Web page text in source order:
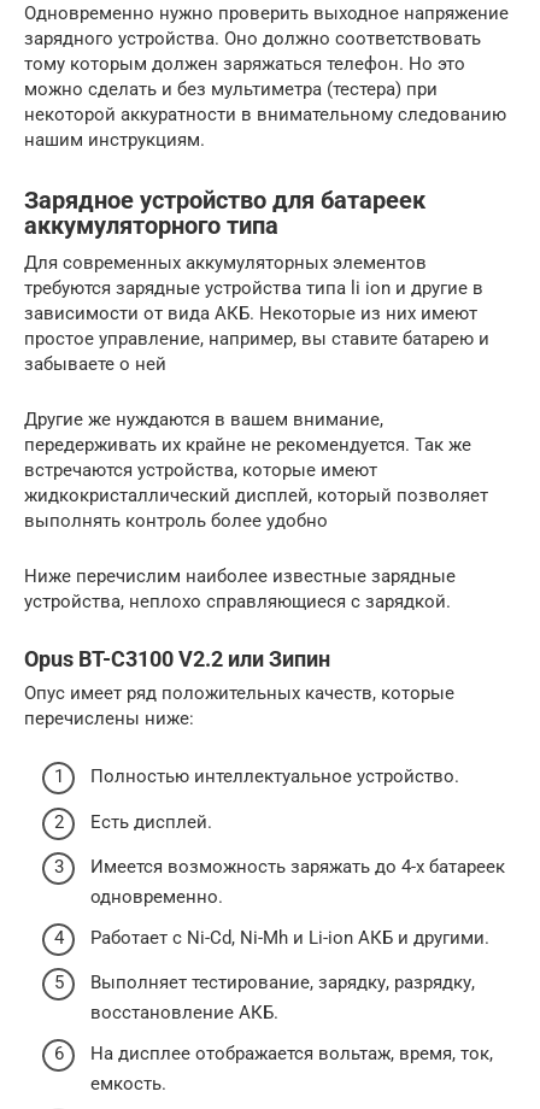
Одновременно нужно проверить выходное напряжение
зарядного устройства. Оно должно соответствовать
тому которым должен заряжаться телефон. Но это
можно сделать и без мультиметра (тестера) при
некоторой аккуратности в внимательному следованию
нашим инструкциям.
Зарядное устройство для батареек
аккумуляторного типа
Для современных аккумуляторных элементов
требуются зарядные устройства типа li ion и другие в
зависимости от вида АКБ. Некоторые из них имеют
простое управление, например, вы ставите батарею и
забываете о ней
Другие же нуждаются в вашем внимание,
передерживать их крайне не рекомендуется. Так же
встречаются устройства, которые имеют
жидкокристаллический дисплей, который позволяет
выполнять контроль более удобно
Ниже перечислим наиболее известные зарядные
устройства, неплохо справляющиеся с зарядкой.
Opus BT-C3100 V2.2 или Зипин
Опус имеет ряд положительных качеств, которые
перечислены ниже:
Полностью интеллектуальное устройство.
Есть дисплей.
Имеется возможность заряжать до 4-х батареек
одновременно.
Работает с Ni-Cd, Ni-Mh и Li-ion АКБ и другими.
Выполняет тестирование, зарядку, разрядку,
восстановление АКБ.
На дисплее отображается вольтаж, время, ток,
емкость.